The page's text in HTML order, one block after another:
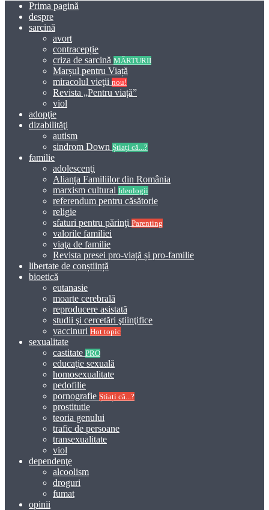
Prima pagină
despre
sarcină
avort
contracepție
criza de sarcină MĂRTURII
Marșul pentru Viață
miracolul vieţii nou!
Revista „Pentru viață”
viol
adopţie
dizabilităţi
autism
sindrom Down Știați că...?
familie
adolescenţi
Alianța Familiilor din România
marxism cultural Ideologii
referendum pentru căsătorie
religie
sfaturi pentru părinţi Parenting
valorile familiei
viaţa de familie
Revista presei pro-viață și pro-familie
libertate de conștiință
bioetică
eutanasie
moarte cerebrală
reproducere asistată
studii şi cercetări ştiinţifice
vaccinuri Hot topic
sexualitate
castitate PRO
educaţie sexuală
homosexualitate
pedofilie
pornografie Știați că...?
prostitutie
teoria genului
trafic de persoane
transexualitate
viol
dependenţe
alcoolism
droguri
fumat
opinii